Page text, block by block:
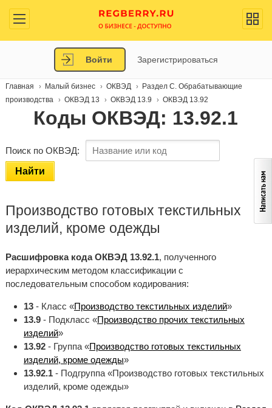
Войти Зарегистрироваться
Главная Малый бизнес ОКВЭД
Раздел C. Обрабатывающие
производства
ОКВЭД 13 ОКВЭД 13.9 ОКВЭД 13.92
Коды ОКВЭД: 13.92.1
Поиск по ОКВЭД:
Найти
Производство готовых текстильных
изделий, кроме одежды
Расшифровка кода ОКВЭД 13.92.1, полученного
иерархическим методом классификации с
последовательным способом кодирования:
13- Класс «Производство текстильных изделий»
13.9- Подкласс «Производство прочих текстильных
изделий»
13.92- Группа «Производство готовых текстильных
изделий, кроме одежды»
13.92.1- Подгруппа «Производство готовых текстильных
изделий, кроме одежды»